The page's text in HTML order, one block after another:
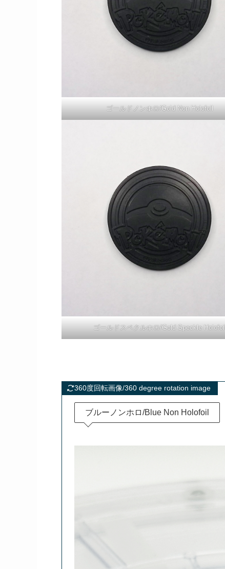
ゴールドノンホロ/Gold Non Holofoil
ゴールドスペクルホロ/Gold Speckle Holofoil
360度回転画像/360 degree rotation image
ブルーノンホロ/Blue Non Holofoil